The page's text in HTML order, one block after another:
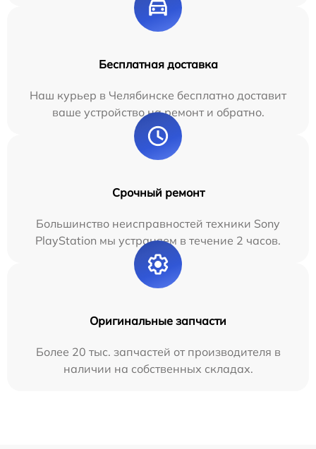
Бесплатная доставка
Наш курьер в Челябинске бесплатно доставит
ваше устройство на ремонт и обратно.
Срочный ремонт
Большинство неисправностей техники Sony
PlayStation мы устраняем в течение 2 часов.
Оригинальные запчасти
Более 20 тыс. запчастей от производителя в
наличии на собственных складах.